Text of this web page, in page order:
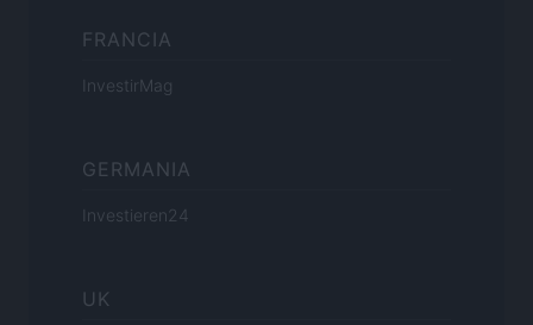
FRANCIA
InvestirMag
GERMANIA
Investieren24
UK